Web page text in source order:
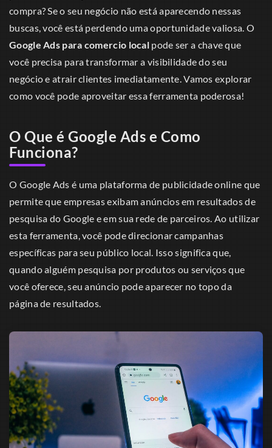
compra? Se o seu negócio não está aparecendo nessas
buscas, você está perdendo uma oportunidade valiosa. O
Google Ads para comercio local pode ser a chave que
você precisa para transformar a visibilidade do seu
negócio e atrair clientes imediatamente. Vamos explorar
como você pode aproveitar essa ferramenta poderosa!
O Que é Google Ads e Como
Funciona?
O Google Ads é uma plataforma de publicidade online que
permite que empresas exibam anúncios em resultados de
pesquisa do Google e em sua rede de parceiros. Ao utilizar
esta ferramenta, você pode direcionar campanhas
específicas para seu público local. Isso significa que,
quando alguém pesquisa por produtos ou serviços que
você oferece, seu anúncio pode aparecer no topo da
página de resultados.